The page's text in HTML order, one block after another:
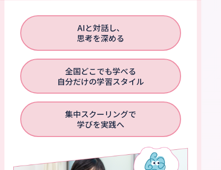
AIと対話し、
思考を深める
全国どこでも学べる
自分だけの学習スタイル
集中スクーリングで
学びを実践へ